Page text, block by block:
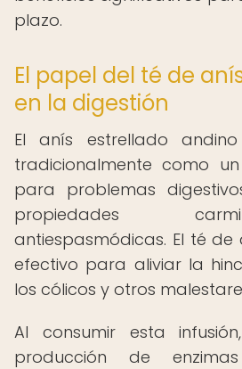
plazo.
El papel del té de
en la digestión
El anís estrellado
tradicionalmente como
para problemas
propiedades
antiespasmódicas. El té
efectivo para aliviar la
los cólicos y otros
Al consumir esta
producción de